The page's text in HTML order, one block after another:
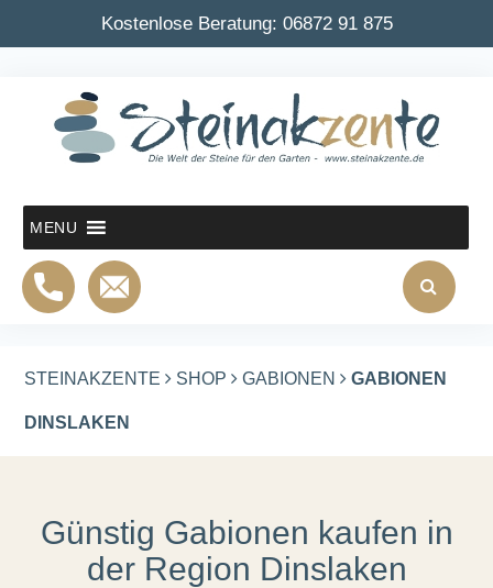
Kostenlose Beratung: 06872 91 875
MENU
STEINAKZENTE SHOP GABIONEN GABIONEN
DINSLAKEN
Günstig Gabionen kaufen in
der Region Dinslaken